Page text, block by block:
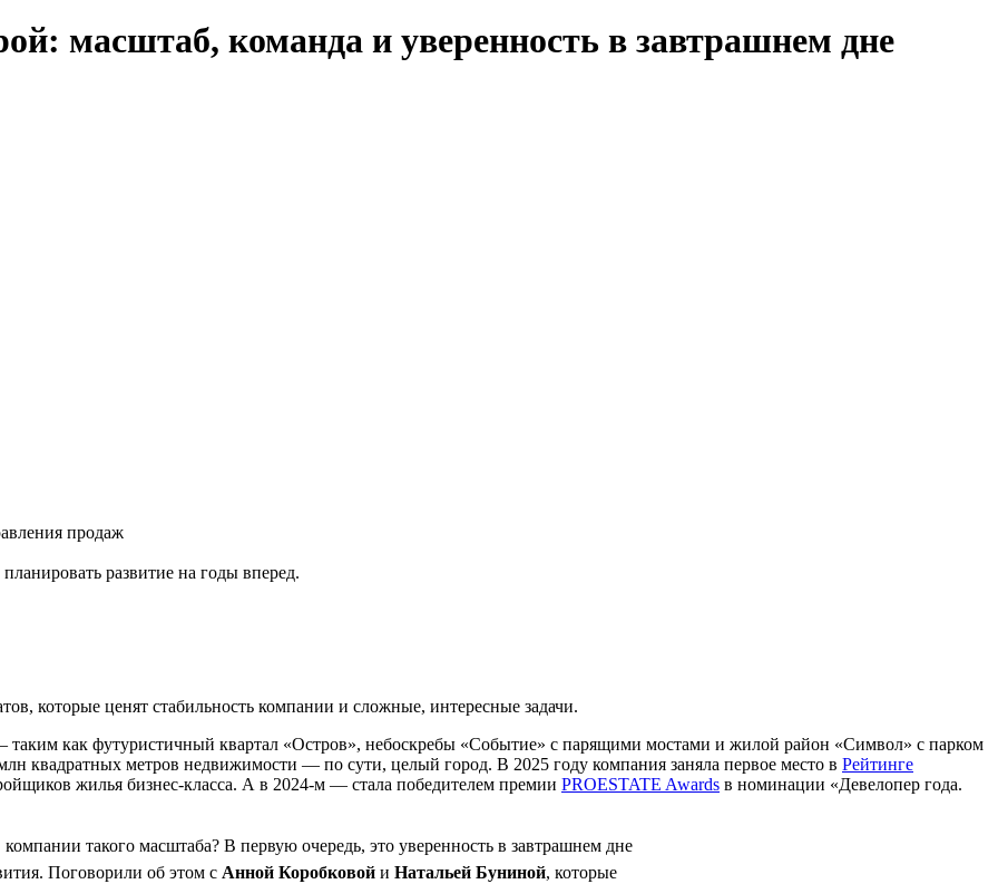
масштаб, команда и уверенность в завтрашнем дне
продаж
развитие на годы вперед.
которые ценят стабильность компании и сложные, интересные задачи.
как футуристичный квартал «Остров», небоскребы «Событие» с парящими мостами и жилой район «Символ» с парком
квадратных метров недвижимости — по сути, целый город. В 2025 году компания заняла первое место в Рейтинге
жилья бизнес-класса. А в 2024-м — стала победителем премии PROESTATE Awards в номинации «Девелопер года.
такого масштаба? В первую очередь, это уверенность в завтрашнем дне
Поговорили об этом с Анной Коробковой и Натальей Буниной, которые